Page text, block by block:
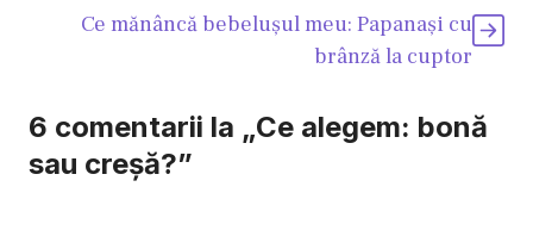
Ce mănâncă bebeluşul meu: Papanaşi cu
brânză la cuptor
6 comentarii la „Ce alegem: bonă
sau creşă?”